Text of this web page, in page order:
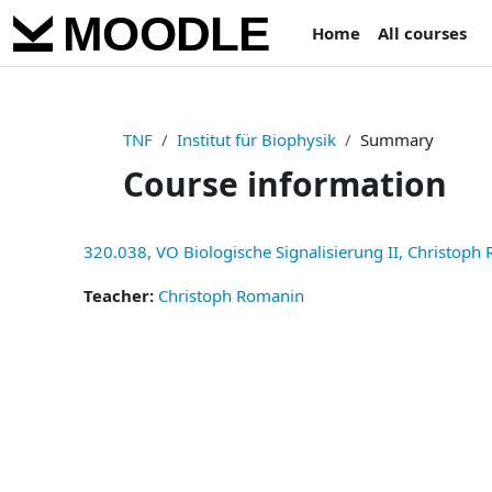
Skip to main content
Home
All courses
TNF Institut für Biophysik Summary
Course information
320.038, VO Biologische Signalisierung II, Christoph
Teacher: Christoph Romanin